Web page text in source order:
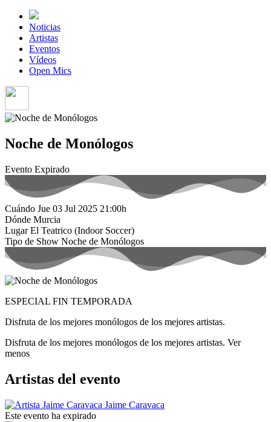
Noticias
Artistas
Eventos
Vídeos
Open Mics
Noche de Monólogos
Evento Expirado
Cuándo Jue 03 Jul 2025 21:00h
Dónde Murcia
LugarEl Teatrico (Indoor Soccer)
Tipo de Show Noche de Monólogos
ESPECIAL FIN TEMPORADA
Disfruta de los mejores monólogos de los mejores artistas.
Disfruta de los mejores monólogos de los mejores artistas. Ver
menos
Artistas del evento
Jaime Caravaca
Este evento ha expirado